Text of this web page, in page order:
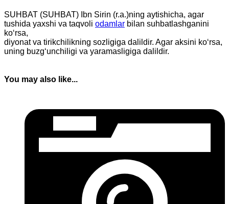
SUHBAT (SUHBAT) Ibn Sirin (r.a.)ning aytishicha, agar
tushida yaxshi va taqvoli odamlar bilan suhbatlashganini
ko‘rsa,
diyonat va tirikchilikning sozligiga dalildir. Agar aksini ko‘rsa,
uning buzg‘unchiligi va yaramasligiga dalildir.
You may also like...